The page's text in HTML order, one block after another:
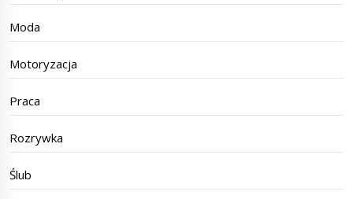
Moda
Motoryzacja
Praca
Rozrywka
Ślub